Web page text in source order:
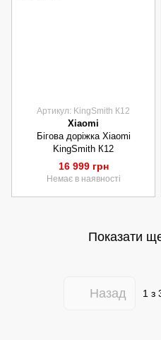
Артикул: KingSmith К12
Xiaomi
Бігова доріжка Xiaomi
KingSmith К12
16 999 грн
Немає в наявності
Показати
Назад 1з